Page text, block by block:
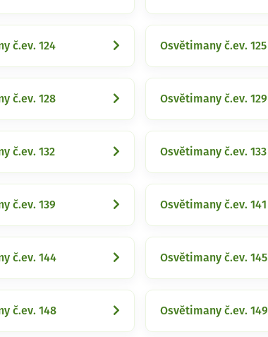
č.ev. 124 Osvětimany č.ev. 125
č.ev. 128 Osvětimany č.ev. 129
č.ev. 132 Osvětimany č.ev. 133
č.ev. 139 Osvětimany č.ev. 141
č.ev. 144 Osvětimany č.ev. 145
č.ev. 148 Osvětimany č.ev. 149